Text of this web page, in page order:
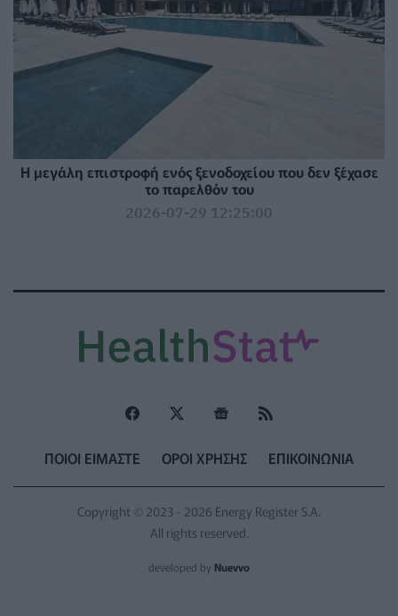
Η μεγάλη επιστροφή ενός ξενοδοχείου που δεν ξέχασε
το παρελθόν του
2026-07-29 12:25:00
ΠΟΙΟΙ ΕΙΜΑΣΤΕ ΟΡΟΙ ΧΡΗΣΗΣ ΕΠΙΚΟΙΝΩΝΙΑ
Copyright © 2023 - 2026 Energy Register S.A.
All rights reserved.
developed by Nuevvo